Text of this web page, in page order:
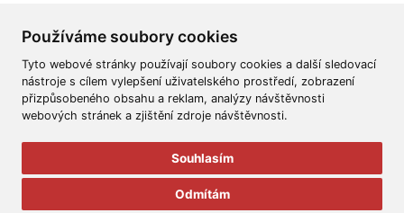
Používáme soubory cookies
Tyto webové stránky používají soubory cookies a další sledovací
nástroje s cílem vylepšení uživatelského prostředí, zobrazení
přizpůsobeného obsahu a reklam, analýzy návštěvnosti
webových stránek a zjištění zdroje návštěvnosti.
Souhlasím
Odmítám
Všeobecné obchodní podmínky Reklamační řád
Ochrana osobních údajů
Aukční Galerie Platýz
Všechna práva vyhrazena.